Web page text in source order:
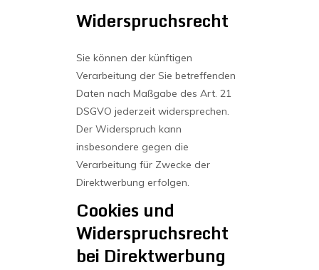
Widerspruchsrecht
Sie können der künftigen
Verarbeitung der Sie betreffenden
Daten nach Maßgabe des Art. 21
DSGVO jederzeit widersprechen.
Der Widerspruch kann
insbesondere gegen die
Verarbeitung für Zwecke der
Direktwerbung erfolgen.
Cookies und
Widerspruchsrecht
bei Direktwerbung